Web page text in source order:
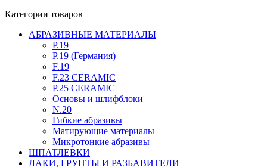
Категории товаров
АБРАЗИВНЫЕ МАТЕРИАЛЫ
P.19
P.19 (Германия)
F.19
F.23 CERAMIC
P.25 CERAMIC
Основы и шлифблоки
N.20
Гибкие абразивы
Матирующие материалы
Микротонкие абразивы
ШПАТЛЕВКИ
ЛАКИ, ГРУНТЫ И РАЗБАВИТЕЛИ